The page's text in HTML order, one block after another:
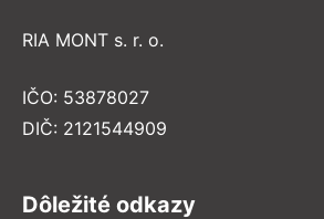
RIA MONT s. r. o.
IČO: 53878027
DIČ: 2121544909
Dôležité odkazy